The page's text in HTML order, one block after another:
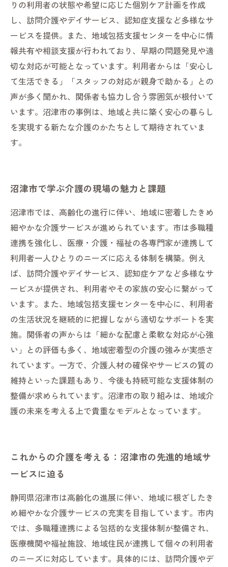
りの利用者の状態や希望に応じた個別ケア計画を作成
し、訪問介護やデイサービス、認知症支援など多様なサ
ービスを提供。また、地域包括支援センターを中心に情
報共有や相談支援が行われており、早期の問題発見や適
切な対応が可能となっています。利用者からは「安心し
て生活できる」「スタッフの対応が親身で助かる」との
声が多く聞かれ、関係者も協力し合う雰囲気が根付いて
います。沼津市の事例は、地域と共に築く安心の暮らし
を実現する新たな介護のかたちとして期待されていま
す。
沼津市で学ぶ介護の現場の魅力と課題
沼津市では、高齢化の進行に伴い、地域に密着したきめ
細やかな介護サービスが進められています。市は多職種
連携を強化し、医療・介護・福祉の各専門家が連携して
利用者一人ひとりのニーズに応える体制を構築。例え
ば、訪問介護やデイサービス、認知症ケアなど多様なサ
ービスが提供され、利用者やその家族の安心に繋がって
います。また、地域包括支援センターを中心に、利用者
の生活状況を継続的に把握しながら適切なサポートを実
施。関係者の声からは「細かな配慮と柔軟な対応が心強
い」との評価も多く、地域密着型の介護の強みが実感さ
れています。一方で、介護人材の確保やサービスの質の
維持といった課題もあり、今後も持続可能な支援体制の
整備が求められています。沼津市の取り組みは、地域介
護の未来を考える上で貴重なモデルとなっています。
これからの介護を考える：沼津市の先進的地域サ
ービスに迫る
静岡県沼津市は高齢化の進展に伴い、地域に根ざしたき
め細やかな介護サービスの充実を目指しています。市内
では、多職種連携による包括的な支援体制が整備され、
医療機関や福祉施設、地域住民が連携して個々の利用者
のニーズに対応しています。具体的には、訪問介護やデ